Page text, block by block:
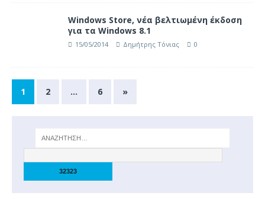
Windows Store, νέα βελτιωμένη έκδοση
για τα Windows 8.1
15/05/2014 Δημήτρης Τόνιας 0
1 2 … 6 »